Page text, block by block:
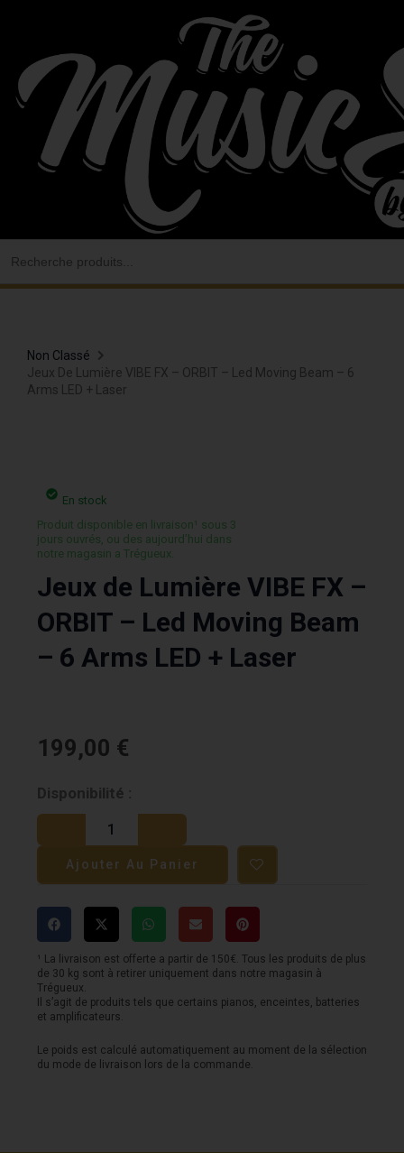
contenu
Non Classé
Jeux De Lumière VIBE FX – ORBIT – Led Moving Beam – 6
Arms LED + Laser
En stock
Produit disponible en livraison¹ sous 3
jours ouvrés, ou des aujourd’hui dans
notre magasin a Trégueux.
Jeux de Lumière VIBE FX –
ORBIT – Led Moving Beam
– 6 Arms LED + Laser
199,00 €
Disponibilité :
quantité
de
Jeux
de
VIBE
FX
-
ORBIT
Led
Ajouter Au Panier
¹ La livraison est offerte a partir de 150€. Tous les produits de plus
de 30 kg sont à retirer uniquement dans notre magasin à
Trégueux.
Il s’agit de produits tels que certains pianos, enceintes, batteries
et amplificateurs.
Le poids est calculé automatiquement au moment de la sélection
du mode de livraison lors de la commande.